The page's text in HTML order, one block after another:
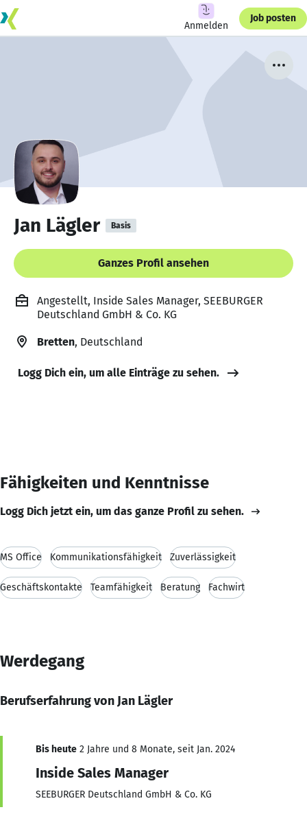
Anmelden
Job posten
Jan Lägler Basis
Ganzes Profil ansehen
Angestellt, Inside Sales Manager, SEEBURGER
Deutschland GmbH & Co. KG
Bretten, Deutschland
Logg Dich ein, um alle Einträge zu sehen.
Fähigkeiten und Kenntnisse
Logg Dich jetzt ein, um das ganze Profil zu sehen.
MS Office Kommunikationsfähigkeit Zuverlässigkeit
Geschäftskontakte Teamfähigkeit Beratung Fachwirt
Werdegang
Berufserfahrung von Jan Lägler
Bis heute 2 Jahre und 8 Monate, seit Jan. 2024
Inside Sales Manager
SEEBURGER Deutschland GmbH & Co. KG